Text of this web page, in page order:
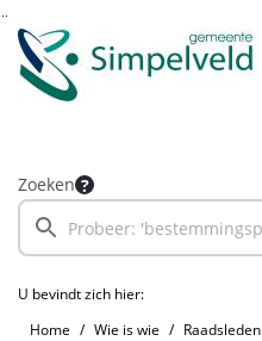
Ga naar de inhoud van deze pagina
Ga naar het zoeken
Ga naar het menu
Zoeken
U bevindt zich hier:
Home
Wie is wie Raadsleden